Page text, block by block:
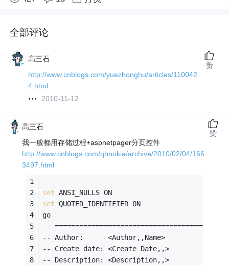
全部评论
高三石
http://www.cnblogs.com/yuezhonghu/articles/110042
4.html
2010-11-12
赞
高三石
我一般都用存储过程+aspnetpager分页控件
http://www.cnblogs.com/qhnokia/archive/2010/02/04/166
3497.html
set ANSI_NULLS ON
set QUOTED_IDENTIFIER ON
go
--
-- Author:		<Author,,Name>
-- Create date: <Create Date,,>
-- Description:	<Description,,>
赞